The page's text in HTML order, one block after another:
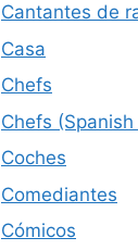
Cantantes de
Casa
Chefs
Chefs
Coches
Comediantes
Cómicos